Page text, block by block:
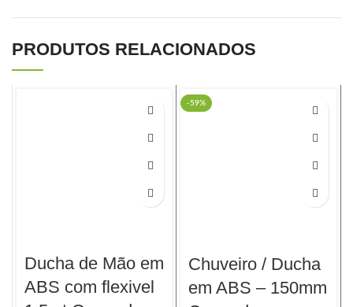
PRODUTOS RELACIONADOS
Ducha de Mão em
ABS com flexivel
-59%
Chuveiro / Ducha
em ABS – 150mm